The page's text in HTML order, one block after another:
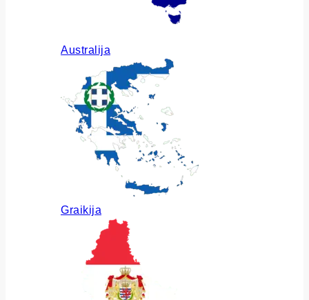
Australija
Graikija